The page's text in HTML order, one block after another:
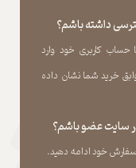
داشته باشم؟
حساب کاربری خود وارد
خرید شما نشان داده
در سایت عضو باشم؟
خود ادامه دهید.​​​​​​​